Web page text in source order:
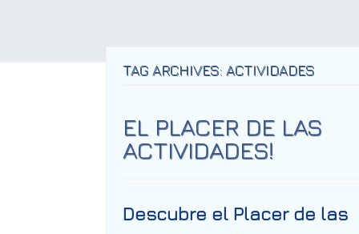
TAG ARCHIVES: ACTIVIDADES
EL PLACER DE LAS
ACTIVIDADES!
Descubre el Placer de las